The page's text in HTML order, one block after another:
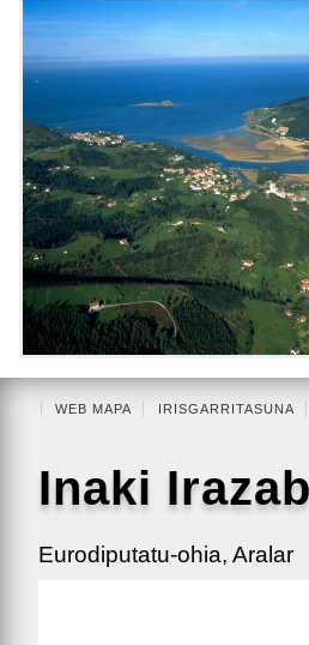
WEB MAPA IRISGARRITASUNA
Inaki
Eurodiputatu-ohia, Aralar